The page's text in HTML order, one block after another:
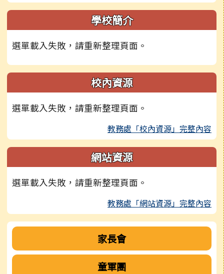
學校簡介
選單載入失敗，請重新整理頁面。
校內資源
選單載入失敗，請重新整理頁面。
教務處「校內資源」完整內容
網站資源
選單載入失敗，請重新整理頁面。
教務處「網站資源」完整內容
家長會
童軍團